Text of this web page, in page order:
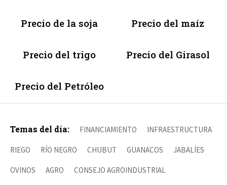
Precio de la soja Precio del maíz
Precio del trigo Precio del Girasol
Precio del Petróleo
Temas del día: FINANCIAMIENTO INFRAESTRUCTURA
RIEGO RÍO NEGRO CHUBUT GUANACOS JABALÍES
OVINOS AGRO CONSEJO AGROINDUSTRIAL